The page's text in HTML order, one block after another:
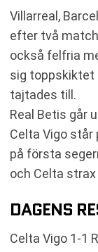
Villarreal,
efter två
också felfria
sig toppskiktet
tajtades till.
Real Betis går
Celta Vigo
på första
och Celta
DAGENS
Celta Vigo 1-1